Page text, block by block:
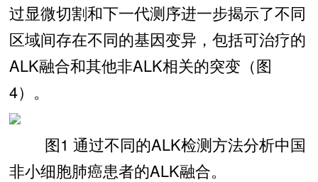
过显微切割和下一代测序进一步揭示了不同
区域间存在不同的基因变异，包括可治疗的
ALK融合和其他非ALK相关的突变（图
4）。
图1 通过不同的ALK检测方法分析中国
非小细胞肺癌患者的ALK融合。